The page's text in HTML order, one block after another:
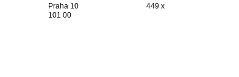
Praha 10
101 00
449 x